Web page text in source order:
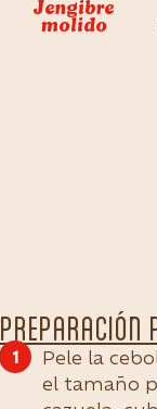
Jengibre
molido
PREPARACIÓN
Pele la
el tamaño